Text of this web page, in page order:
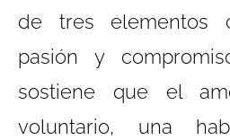
de tres elementos
pasión y
sostiene que el
voluntario, una